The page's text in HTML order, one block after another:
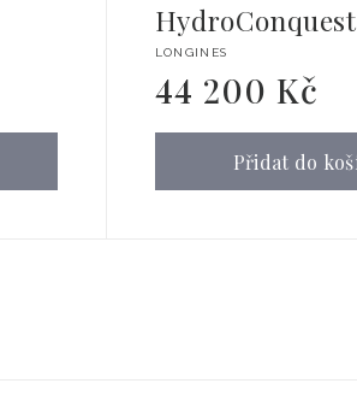
HydroConquest
Dodavatel:
LONGINES
Běžná
cena
44 200 Kč
Přidat do